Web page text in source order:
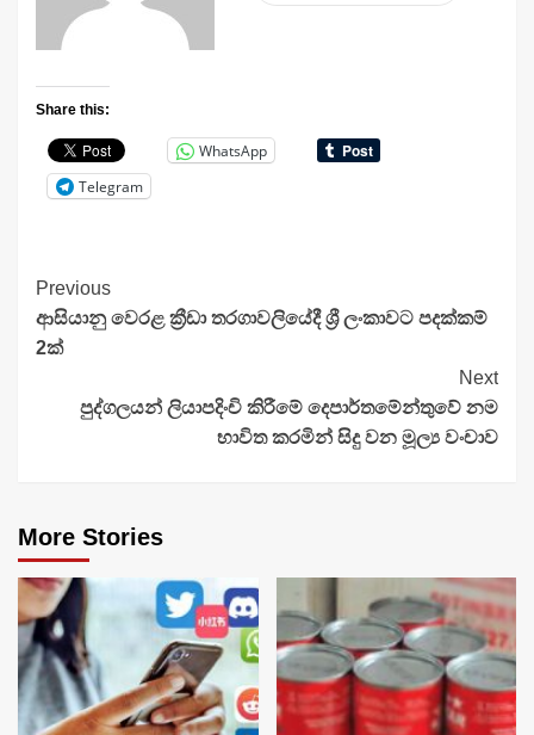
Share this:
WhatsApp
Telegram
Continue
Reading
Previous
ආසියානු වෙරළ ක්‍රීඩා තරගාවලියේදී ශ්‍රී ලංකාවට පදක්කම්
2ක්
Next
පුද්ගලයන් ලියාපදිංචි කිරීමේ දෙපාර්තමේන්තුවේ නම
භාවිත කරමින් සිදු වන මූල්‍ය වංචාව
More Stories